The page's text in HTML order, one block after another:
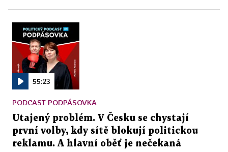
55:23
PODCAST PODPÁSOVKA
Utajený problém. V Česku se chystají
první volby, kdy sítě blokují politickou
reklamu. A hlavní oběť je nečekaná